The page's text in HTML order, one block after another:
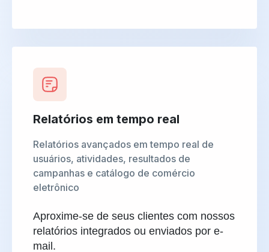
Relatórios em tempo real
Relatórios avançados em tempo real de
usuários, atividades, resultados de
campanhas e catálogo de comércio
eletrônico
Aproxime-se de seus clientes com nossos
relatórios integrados ou enviados por e-
mail.